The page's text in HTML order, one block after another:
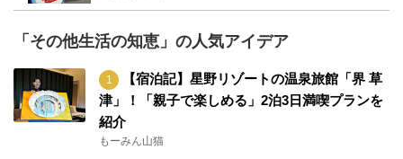
「その他生活の知恵」の人気アイデア
【宿泊記】星野リゾートの温泉旅館「界 草
津」！「親子で楽しめる」2泊3日満喫プランを
紹介
もーみん山猫